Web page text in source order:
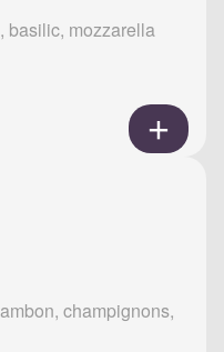
basilic, mozzarella
champignons,